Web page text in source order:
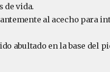
de vida.
al acecho para
abultado en la base del